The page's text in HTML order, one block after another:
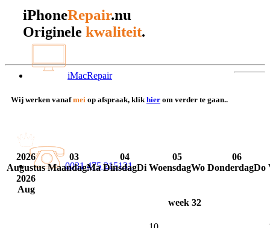
iMacRepair
0031 475 215131
iPhoneRepair.nu
Originele kwaliteit.
Wij werken vanafmei op afspraak, klik hier om verder te gaan..
2026
Augustus
2026
Aug
03
MaandagMa
04
DinsdagDi
05
WoensdagWo
06
DonderdagDo
week 32